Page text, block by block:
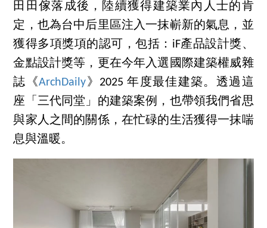
田田傢落成後，陸續獲得建築業內人士的肯
定，也為台中后里區注入一抹嶄新的氣息，並
獲得多項獎項的認可，包括：iF產品設計獎、
金點設計獎等，更在今年入選國際建築權威雜
誌《ArchDaily》2025 年度最佳建築。透過這
座「三代同堂」的建築案例，也帶領我們省思
與家人之間的關係，在忙碌的生活獲得一抹喘
息與溫暖。